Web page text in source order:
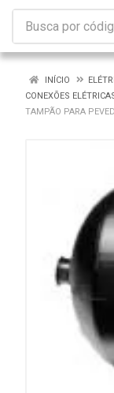
INÍCIO
CONEXÕES
TAMPÃO PARA